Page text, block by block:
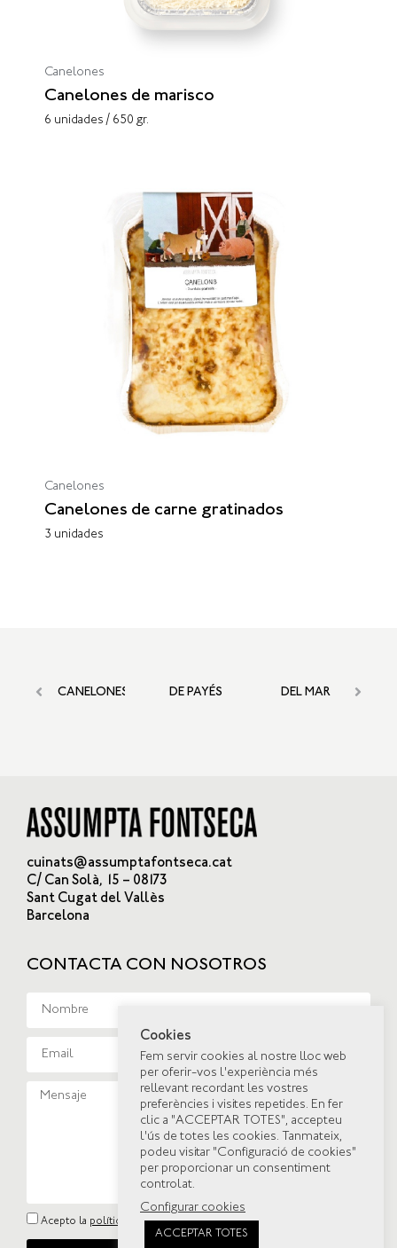
Canelones
Canelones de marisco
6 unidades / 650 gr.
Canelones
Canelones de carne gratinados
3 unidades
DE PAYÉS DEL MAR
DEL
cuinats@assumptafontseca.cat
C/ Can Solà, 15 – 08173
Sant Cugat del Vallès
Barcelona
CONTACTA CON NOSOTROS
Acepto la política de privacidad
Cookies
Fem servir cookies al nostre lloc web
per oferir-vos l'experiència més
rellevant recordant les vostres
preferències i visites repetides. En fer
clic a "ACCEPTAR TOTES", accepteu
l'ús de totes les cookies. Tanmateix,
podeu visitar "Configuració de cookies"
per proporcionar un consentiment
controlat.
Configurar cookies
ACCEPTAR TOTES